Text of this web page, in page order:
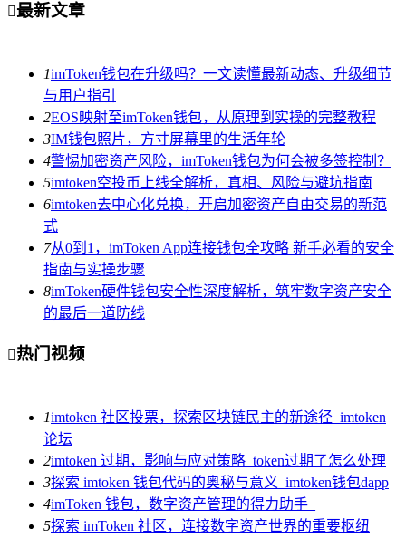
最新文章
1imToken钱包在升级吗？一文读懂最新动态、升级细节
与用户指引
2EOS映射至imToken钱包，从原理到实操的完整教程
3IM钱包照片，方寸屏幕里的生活年轮
4警惕加密资产风险，imToken钱包为何会被多签控制？
5imtoken空投币上线全解析，真相、风险与避坑指南
6imtoken去中心化兑换，开启加密资产自由交易的新范
式
7从0到1，imToken App连接钱包全攻略 新手必看的安全
指南与实操步骤
8imToken硬件钱包安全性深度解析，筑牢数字资产安全
的最后一道防线
热门视频
1imtoken 社区投票，探索区块链民主的新途径_imtoken
论坛
2imtoken 过期，影响与应对策略_token过期了怎么处理
3探索 imtoken 钱包代码的奥秘与意义_imtoken钱包dapp
4imToken 钱包，数字资产管理的得力助手_
5探索 imToken 社区，连接数字资产世界的重要枢纽